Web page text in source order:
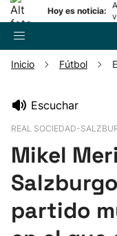
Hoy es noticia:
Pelota
Remo
Inicio Fútbol
Escuchar
REAL SOCIEDAD-
Mikel
partido